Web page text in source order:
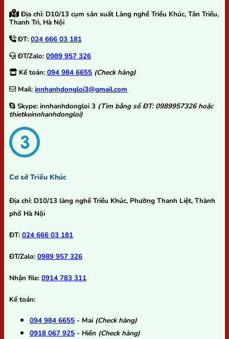
Địa chỉ: D10/13 cụm sản xuất Làng nghề Triều Khúc, Tân Triều,
Thanh Trì, Hà Nội
ĐT: 024 666 03 181
ĐT/Zalo: 0989 957 326
Kế toán: 094 984 6655 (Check hàng)
Mail: innhanhdongloi3@gmail.com
Skype: innhanhdongloi 3 (Tìm bằng số ĐT: 0989957326 hoặc
thietkeinnhanhdongloi)
Cơ sở Triều Khúc
Địa chỉ: D10/13 làng nghề Triều Khúc, Phường Thanh Liệt, Thành
phố Hà Nội
ĐT: 024 666 03 181
ĐT/Zalo: 0989 957 326
Nhận file: 0914 783 311
Kế toán:
094 984 6655 - Mai (Check hàng)
0918 067 925 - Hiền (Check hàng)